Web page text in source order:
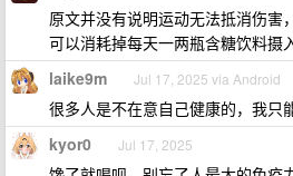
原文并没有说明运动无法抵消伤害
可以消耗掉每天一两瓶含糖饮料摄
laike9m Jul 17, 2025 via Android
很多人是不在意自己健康的，我只
kyor0 Jul 17, 2025